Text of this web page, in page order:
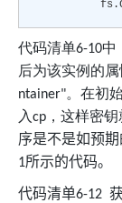
代码清单6-10中
后为该实例的属
ntainer"。在初
入cp ，这样密
序是不是如预
1所示的代码。
代码清单6-12